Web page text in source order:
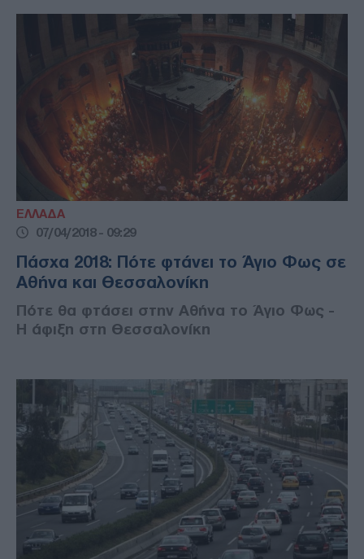
ΕΛΛΑΔΑ
07/04/2018 - 09:29
Πάσχα 2018: Πότε φτάνει το Άγιο Φως σε
Αθήνα και Θεσσαλονίκη
Πότε θα φτάσει στην Αθήνα το Άγιο Φως -
Η άφιξη στη Θεσσαλονίκη